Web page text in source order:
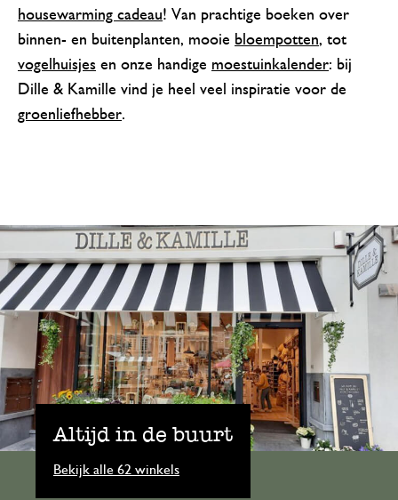
housewarming cadeau! Van prachtige boeken over
binnen- en buitenplanten, mooie bloempotten, tot
vogelhuisjes en onze handige moestuinkalender: bij
Dille & Kamille vind je heel veel inspiratie voor de
groenliefhebber.
Altijd in de buurt
Bekijk alle 62 winkels